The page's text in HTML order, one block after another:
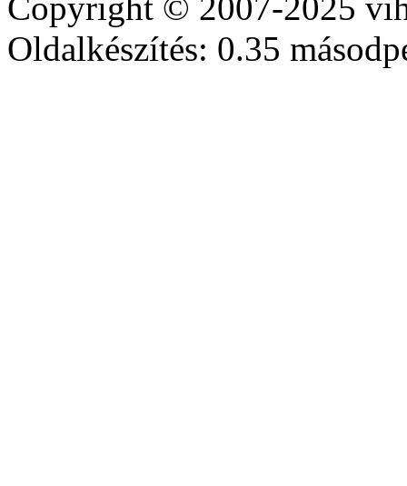
Oldalkészítés: 0.35